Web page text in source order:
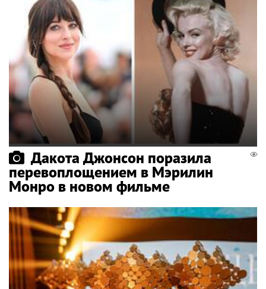
Дакота Джонсон поразила
перевоплощением в Мэрилин
Монро в новом фильме